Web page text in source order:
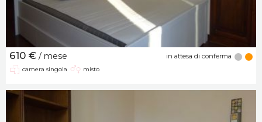
610 € / mese in attesa di conferma
camera singola misto